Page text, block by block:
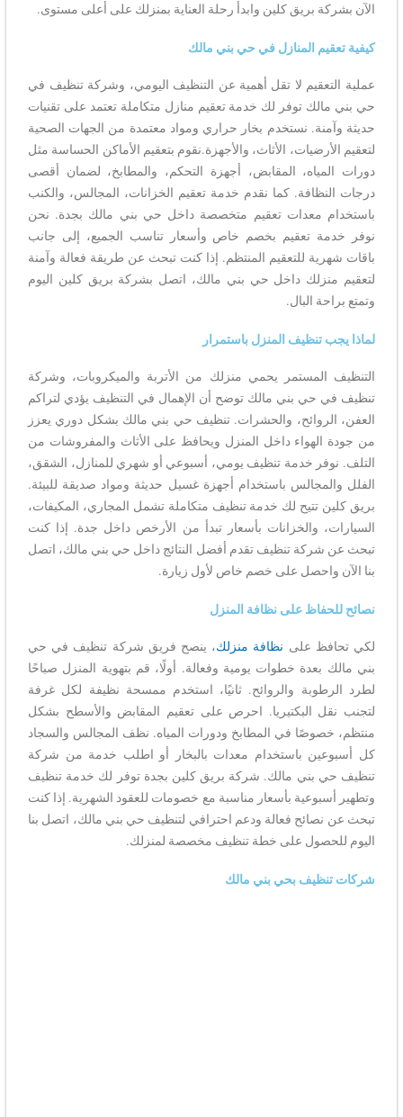
الآن بشركة بريق كلين وابدأ رحلة العناية بمنزلك على أعلى مستوى.
كيفية تعقيم المنازل في حي بني مالك
عملية التعقيم لا تقل أهمية عن التنظيف اليومي، وشركة تنظيف في
حي بني مالك توفر لك خدمة تعقيم منازل متكاملة تعتمد على تقنيات
حديثة وآمنة. نستخدم بخار حراري ومواد معتمدة من الجهات الصحية
لتعقيم الأرضيات، الأثاث، والأجهزة.نقوم بتعقيم الأماكن الحساسة مثل
دورات المياه، المقابض، أجهزة التحكم، والمطابخ، لضمان أقصى
درجات النظافة. كما نقدم خدمة تعقيم الخزانات، المجالس، والكنب
باستخدام معدات تعقيم متخصصة داخل حي بني مالك بجدة. نحن
نوفر خدمة تعقيم بخصم خاص وأسعار تناسب الجميع، إلى جانب
باقات شهرية للتعقيم المنتظم. إذا كنت تبحث عن طريقة فعالة وآمنة
لتعقيم منزلك داخل حي بني مالك، اتصل بشركة بريق كلين اليوم
وتمتع براحة البال.
لماذا يجب تنظيف المنزل باستمرار
التنظيف المستمر يحمي منزلك من الأتربة والميكروبات، وشركة
تنظيف في حي بني مالك توضح أن الإهمال في التنظيف يؤدي لتراكم
العفن، الروائح، والحشرات. تنظيف حي بني مالك بشكل دوري يعزز
من جودة الهواء داخل المنزل ويحافظ على الأثاث والمفروشات من
التلف. نوفر خدمة تنظيف يومي، أسبوعي أو شهري للمنازل، الشقق،
الفلل والمجالس باستخدام أجهزة غسيل حديثة ومواد صديقة للبيئة.
بريق كلين تتيح لك خدمة تنظيف متكاملة تشمل المجاري، المكيفات،
السيارات، والخزانات بأسعار تبدأ من الأرخص داخل جدة. إذا كنت
تبحث عن شركة تنظيف تقدم أفضل النتائج داخل حي بني مالك، اتصل
بنا الآن واحصل على خصم خاص لأول زيارة.
نصائح للحفاظ على نظافة المنزل
لكي تحافظ على نظافة منزلك، ينصح فريق شركة تنظيف في حي
بني مالك بعدة خطوات يومية وفعالة. أولًا، قم بتهوية المنزل صباحًا
لطرد الرطوبة والروائح. ثانيًا، استخدم ممسحة نظيفة لكل غرفة
لتجنب نقل البكتيريا. احرص على تعقيم المقابض والأسطح بشكل
منتظم، خصوصًا في المطابخ ودورات المياه. نظف المجالس والسجاد
كل أسبوعين باستخدام معدات بالبخار أو اطلب خدمة من شركة
تنظيف حي بني مالك. شركة بريق كلين بجدة توفر لك خدمة تنظيف
وتطهير أسبوعية بأسعار مناسبة مع خصومات للعقود الشهرية. إذا كنت
تبحث عن نصائح فعالة ودعم احترافي لتنظيف حي بني مالك، اتصل بنا
اليوم للحصول على خطة تنظيف مخصصة لمنزلك.
شركات تنظيف بحي بني مالك